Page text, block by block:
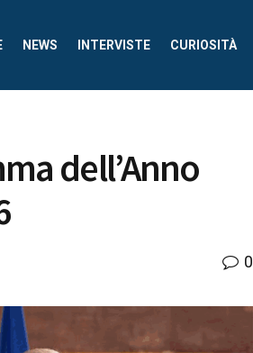
NEWS INTERVISTE CURIOSITÀ
dell’Anno
0